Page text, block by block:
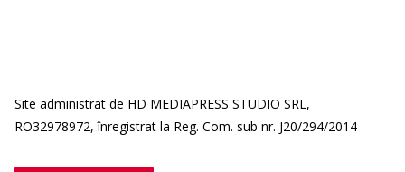
Site administrat de HD MEDIAPRESS STUDIO SRL,
RO32978972, înregistrat la Reg. Com. sub nr. J20/294/2014